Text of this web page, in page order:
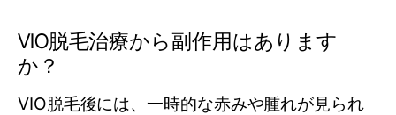
VIO脱毛治療から副作用はあります
か？
VIO脱毛後には、一時的な赤みや腫れが見られ